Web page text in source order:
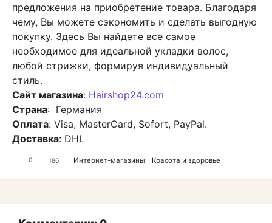
предложения на приобретение товара. Благодаря
чему, Вы можете сэкономить и сделать выгодную
покупку. Здесь Вы найдете все самое
необходимое для идеальной укладки волос,
любой стрижки, формируя индивидуальный
стиль.
Сайт магазина: Hairshop24.com
Страна: Германия
Оплата: Visa, MasterCard, Sofort, PayPal.
Доставка: DHL
0 186 Интернет-магазины Красота и здоровье